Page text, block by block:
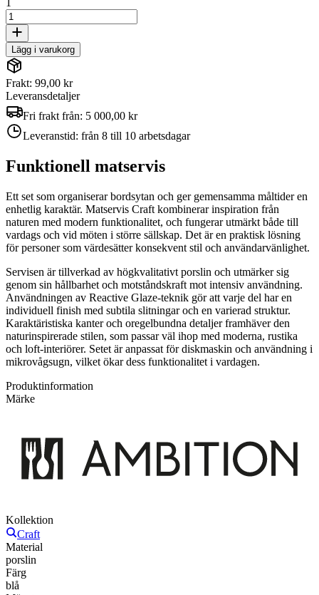
Lägg i varukorg
Frakt: 99,00 kr
Leveransdetaljer
Fri frakt från: 5 000,00 kr
Leveranstid: från 8 till 10 arbetsdagar
Funktionell matservis
Ett set som organiserar bordsytan och ger gemensamma måltider en
enhetlig karaktär. Matservis Craft kombinerar inspiration från
naturen med modern funktionalitet, och fungerar utmärkt både till
vardags och vid möten i större sällskap. Det är en praktisk lösning
för personer som värdesätter konsekvent stil och användarvänlighet.
Servisen är tillverkad av högkvalitativt porslin och utmärker sig
genom sin hållbarhet och motståndskraft mot intensiv användning.
Användningen av Reactive Glaze-teknik gör att varje del har en
individuell finish med subtila slitningar och en varierad struktur.
Karaktäristiska kanter och oregelbundna detaljer framhäver den
naturinspirerade stilen, som passar väl ihop med moderna, rustika
och loft-interiörer. Setet är anpassat för diskmaskin och användning i
mikrovågsugn, vilket ökar dess funktionalitet i vardagen.
Produktinformation
Märke
Kollektion
Craft
Material
porslin
Färg
blå